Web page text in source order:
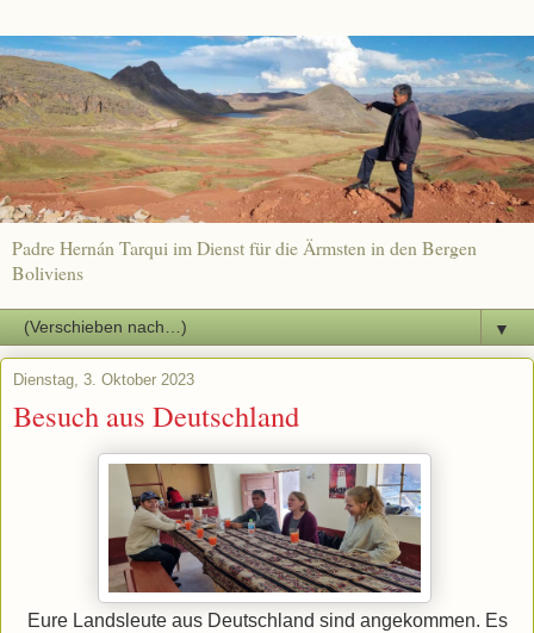
Padre Hernán Tarqui im Dienst für die Ärmsten in den Bergen
Boliviens
▼
Dienstag, 3. Oktober 2023
Besuch aus Deutschland
Eure Landsleute aus Deutschland sind angekommen. Es